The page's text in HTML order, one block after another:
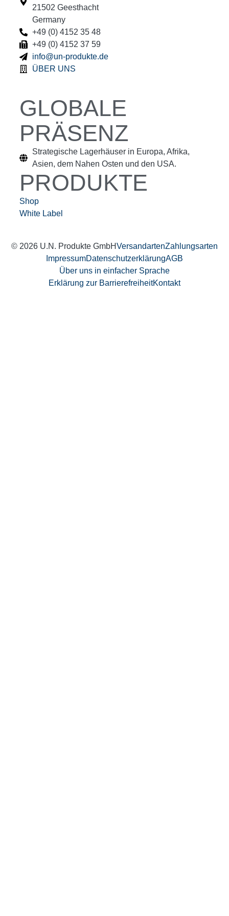
21502 Geesthacht
Germany
+49 (0) 4152 35 48
+49 (0) 4152 37 59
info@un-produkte.de
ÜBER UNS
GLOBALE
PRÄSENZ
Strategische Lagerhäuser in Europa, Afrika,
Asien, dem Nahen Osten und den USA.
PRODUKTE
Shop
White Label
© 2026 U.N. Produkte GmbHVersandartenZahlungsarten
ImpressumDatenschutzerklärungAGB
Über uns in einfacher Sprache
Erklärung zur BarrierefreiheitKontakt